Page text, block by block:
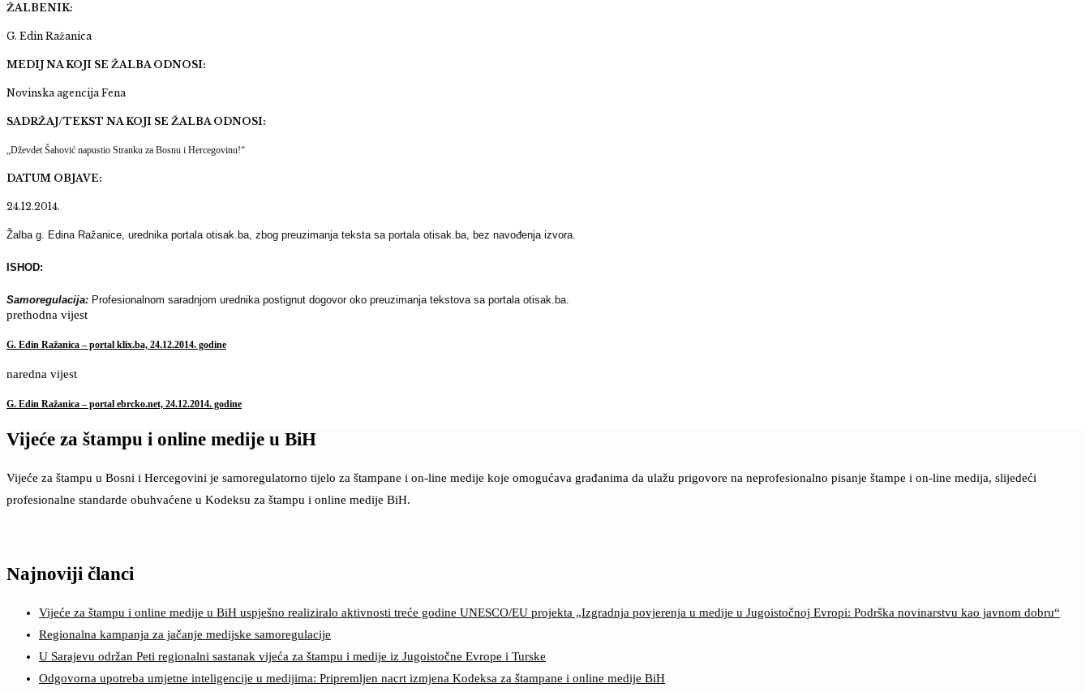
ŽALBENIK:
G. Edin Ražanica
MEDIJ NA KOJI SE ŽALBA ODNOSI:
Novinska agencija Fena
SADRŽAJ/TEKST NA KOJI SE ŽALBA ODNOSI:
„Dževdet Šahović napustio Stranku za Bosnu i Hercegovinu!“
DATUM OBJAVE:
24.12.2014.
Žalba g. Edina Ražanice, urednika portala otisak.ba, zbog preuzimanja teksta sa portala otisak.ba, bez navođenja izvora.
ISHOD:
Samoregulacija: Profesionalnom saradnjom urednika postignut dogovor oko preuzimanja tekstova sa portala otisak.ba.
prethodna vijest
G. Edin Ražanica – portal klix.ba, 24.12.2014. godine
naredna vijest
G. Edin Ražanica – portal ebrcko.net, 24.12.2014. godine
Vijeće za štampu i online medije u BiH
Vijeće za štampu u Bosni i Hercegovini je samoregulatorno tijelo za štampane i on-line medije koje omogućava građanima da ulažu prigovore na neprofesionalno pisanje štampe i on-line medija, slijedeći
profesionalne standarde obuhvaćene u Kodeksu za štampu i online medije BiH.
Najnoviji članci
Vijeće za štampu i online medije u BiH uspješno realiziralo aktivnosti treće godine UNESCO/EU projekta „Izgradnja povjerenja u medije u Jugoistočnoj Evropi: Podrška novinarstvu kao javnom dobru“
Regionalna kampanja za jačanje medijske samoregulacije
U Sarajevu održan Peti regionalni sastanak vijeća za štampu i medije iz Jugoistočne Evrope i Turske
Odgovorna upotreba umjetne inteligencije u medijima: Pripremljen nacrt izmjena Kodeksa za štampane i online medije BiH